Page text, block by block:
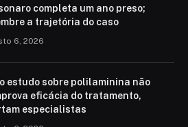
completa um ano preso;
a trajetória do caso
6, 2026
estudo sobre polilaminina não
eficácia do tratamento,
especialistas